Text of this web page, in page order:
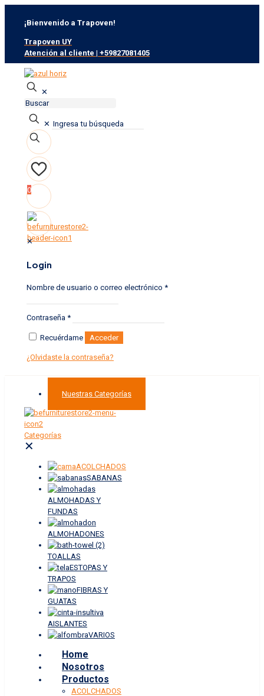
¡Bienvenido a Trapoven!
Trapoven UY
Atención al cliente | +59827081405
✕
✕
0
0
✕
Login
Nombre de usuario o correo electrónico *
Contraseña *
Recuérdame Acceder
¿Olvidaste la contraseña?
Nuestras Categorías
Categorías
✕
ACOLCHADOS
SABANAS
ALMOHADAS Y
FUNDAS
ALMOHADONES
TOALLAS
ESTOPAS Y
TRAPOS
FIBRAS Y
GUATAS
AISLANTES
VARIOS
Home
Nosotros
Productos
ACOLCHADOS